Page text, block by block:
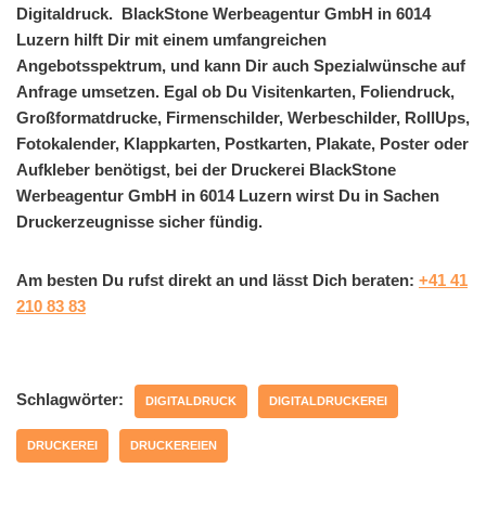
Digitaldruck. BlackStone Werbeagentur GmbH in 6014
Luzern hilft Dir mit einem umfangreichen
Angebotsspektrum, und kann Dir auch Spezialwünsche auf
Anfrage umsetzen. Egal ob Du Visitenkarten, Foliendruck,
Großformatdrucke, Firmenschilder, Werbeschilder, RollUps,
Fotokalender, Klappkarten, Postkarten, Plakate, Poster oder
Aufkleber benötigst, bei der Druckerei BlackStone
Werbeagentur GmbH in 6014 Luzern wirst Du in Sachen
Druckerzeugnisse sicher fündig.
Am besten Du rufst direkt an und lässt Dich beraten: +41 41
210 83 83
Schlagwörter: DIGITALDRUCK DIGITALDRUCKEREI
DRUCKEREI DRUCKEREIEN